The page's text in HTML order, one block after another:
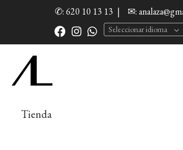
✆: 620 10 13 13 | ✉:
Seleccionar idioma
Tienda